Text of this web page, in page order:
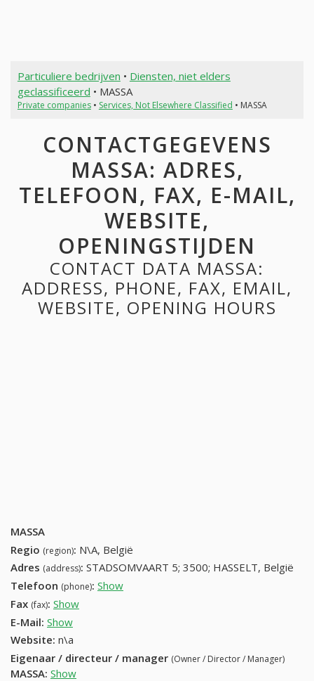
Particuliere bedrijven • Diensten, niet elders
geclassificeerd • MASSA
Private companies• Services, Not Elsewhere Classified • MASSA
CONTACTGEGEVENS
MASSA: ADRES,
TELEFOON, FAX, E-MAIL,
WEBSITE,
OPENINGSTIJDEN
CONTACT DATA MASSA:
ADDRESS, PHONE, FAX, EMAIL,
WEBSITE, OPENING HOURS
MASSA
Regio (region): N\A, België
Adres (address): STADSOMVAART 5; 3500; HASSELT, België
Telefoon (phone): Show
Fax (fax): Show
E-Mail: Show
Website: n\a
Eigenaar / directeur / manager (Owner / Director / Manager)
MASSA: Show